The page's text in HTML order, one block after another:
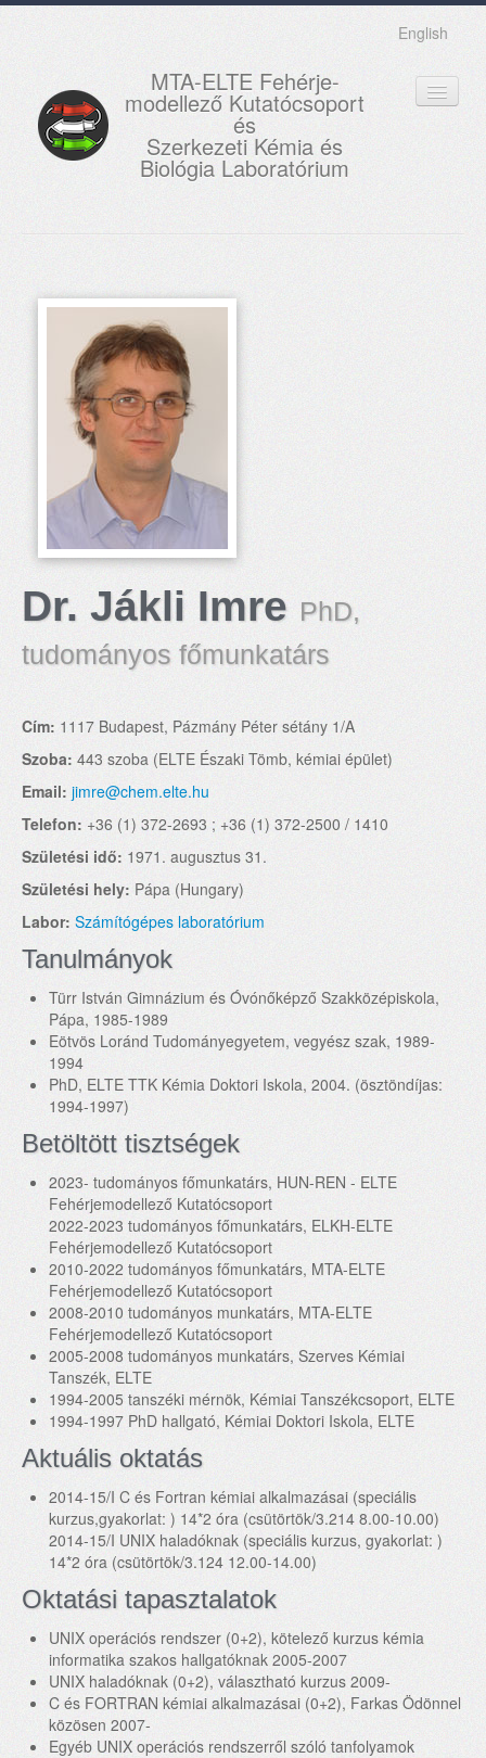
English
MTA-ELTE Fehérje-
modellező Kutatócsoport
és
Szerkezeti Kémia és
Biológia Laboratórium
OKTATÁS
MUNKATÁRSAK
AKTUÁLIS
GALÉRIA
KAPCSOLAT
Dr. Jákli Imre PhD,
tudományos főmunkatárs
Cím: 1117 Budapest, Pázmány Péter sétány 1/A
Szoba: 443 szoba (ELTE Északi Tömb, kémiai épület)
Email: jimre@chem.elte.hu
Telefon: +36 (1) 372-2693 ; +36 (1) 372-2500 / 1410
Születési idő: 1971. augusztus 31.
Születési hely: Pápa (Hungary)
Labor: Számítógépes laboratórium
Tanulmányok
Türr István Gimnázium és Óvónőképző Szakközépiskola,
Pápa, 1985-1989
Eötvös Loránd Tudományegyetem, vegyész szak, 1989-
1994
PhD, ELTE TTK Kémia Doktori Iskola, 2004. (ösztöndíjas:
1994-1997)
Betöltött tisztségek
2023- tudományos főmunkatárs, HUN-REN - ELTE
Fehérjemodellező Kutatócsoport
2022-2023 tudományos főmunkatárs, ELKH-ELTE
Fehérjemodellező Kutatócsoport
2010-2022 tudományos főmunkatárs, MTA-ELTE
Fehérjemodellező Kutatócsoport
2008-2010 tudományos munkatárs, MTA-ELTE
Fehérjemodellező Kutatócsoport
2005-2008 tudományos munkatárs, Szerves Kémiai
Tanszék, ELTE
1994-2005 tanszéki mérnök, Kémiai Tanszékcsoport, ELTE
1994-1997 PhD hallgató, Kémiai Doktori Iskola, ELTE
Aktuális oktatás
2014-15/I C és Fortran kémiai alkalmazásai (speciális
kurzus,gyakorlat: ) 14*2 óra (csütörtök/3.214 8.00-10.00)
2014-15/I UNIX haladóknak (speciális kurzus, gyakorlat: )
14*2 óra (csütörtök/3.124 12.00-14.00)
Oktatási tapasztalatok
UNIX operációs rendszer (0+2), kötelező kurzus kémia
informatika szakos hallgatóknak 2005-2007
UNIX haladóknak (0+2), választható kurzus 2009-
C és FORTRAN kémiai alkalmazásai (0+2), Farkas Ödönnel
közösen 2007-
Egyéb UNIX operációs rendszerről szóló tanfolyamok